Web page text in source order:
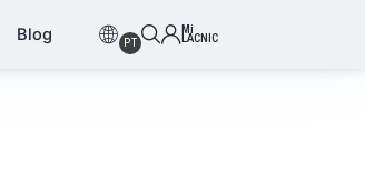
Blog PT
Mi
LACNIC